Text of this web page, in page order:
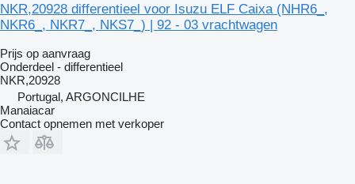
NKR,20928 differentieel voor Isuzu ELF Caixa (NHR6_,
NKR6_, NKR7_, NKS7_) | 92 - 03 vrachtwagen
Prijs op aanvraag
Onderdeel - differentieel
NKR,20928
Portugal, ARGONCILHE
Manaiacar
Contact opnemen met verkoper